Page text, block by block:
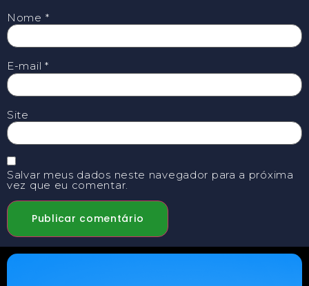
Nome *
E-mail *
Site
Salvar meus dados neste navegador para a próxima
vez que eu comentar.